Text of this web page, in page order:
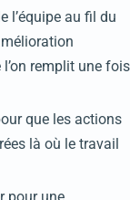
l’équipe au fil du
remplit une fois
que les actions
là où le travail